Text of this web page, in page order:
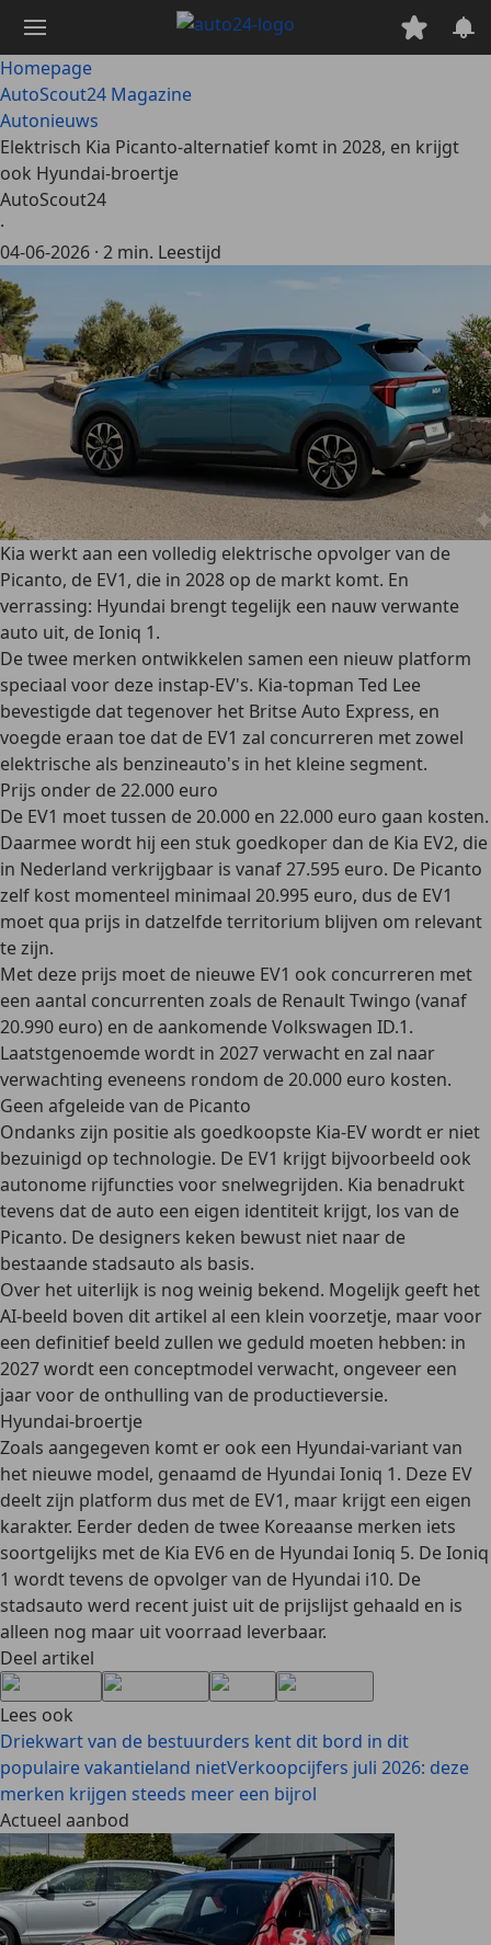
naar
hoofdinhoud
Homepage
AutoScout24 Magazine
Autonieuws
Elektrisch Kia Picanto-alternatief komt in 2028, en krijgt
ook Hyundai-broertje
AutoScout24
·
04-06-2026 · 2 min. Leestijd
Kia werkt aan een volledig elektrische opvolger van de
Picanto, de EV1, die in 2028 op de markt komt. En
verrassing: Hyundai brengt tegelijk een nauw verwante
auto uit, de Ioniq 1.
De twee merken ontwikkelen samen een nieuw platform
speciaal voor deze instap-EV's. Kia-topman Ted Lee
bevestigde dat tegenover het Britse Auto Express, en
voegde eraan toe dat de EV1 zal concurreren met zowel
elektrische als benzineauto's in het kleine segment.
Prijs onder de 22.000 euro
De EV1 moet tussen de 20.000 en 22.000 euro gaan kosten.
Daarmee wordt hij een stuk goedkoper dan de Kia EV2, die
in Nederland verkrijgbaar is vanaf 27.595 euro. De Picanto
zelf kost momenteel minimaal 20.995 euro, dus de EV1
moet qua prijs in datzelfde territorium blijven om relevant
te zijn.
Met deze prijs moet de nieuwe EV1 ook concurreren met
een aantal concurrenten zoals de Renault Twingo (vanaf
20.990 euro) en de aankomende Volkswagen ID.1.
Laatstgenoemde wordt in 2027 verwacht en zal naar
verwachting eveneens rondom de 20.000 euro kosten.
Geen afgeleide van de Picanto
Ondanks zijn positie als goedkoopste Kia-EV wordt er niet
bezuinigd op technologie. De EV1 krijgt bijvoorbeeld ook
autonome rijfuncties voor snelwegrijden. Kia benadrukt
tevens dat de auto een eigen identiteit krijgt, los van de
Picanto. De designers keken bewust niet naar de
bestaande stadsauto als basis.
Over het uiterlijk is nog weinig bekend. Mogelijk geeft het
AI-beeld boven dit artikel al een klein voorzetje, maar voor
een definitief beeld zullen we geduld moeten hebben: in
2027 wordt een conceptmodel verwacht, ongeveer een
jaar voor de onthulling van de productieversie.
Hyundai-broertje
Zoals aangegeven komt er ook een Hyundai-variant van
het nieuwe model, genaamd de Hyundai Ioniq 1. Deze EV
deelt zijn platform dus met de EV1, maar krijgt een eigen
karakter. Eerder deden de twee Koreaanse merken iets
soortgelijks met de Kia EV6 en de Hyundai Ioniq 5. De Ioniq
1 wordt tevens de opvolger van de Hyundai i10. De
stadsauto werd recent juist uit de prijslijst gehaald en is
alleen nog maar uit voorraad leverbaar.
Deel artikel
Lees ook
Driekwart van de bestuurders kent dit bord in dit
populaire vakantieland nietVerkoopcijfers juli 2026: deze
merken krijgen steeds meer een bijrol
Actueel aanbod